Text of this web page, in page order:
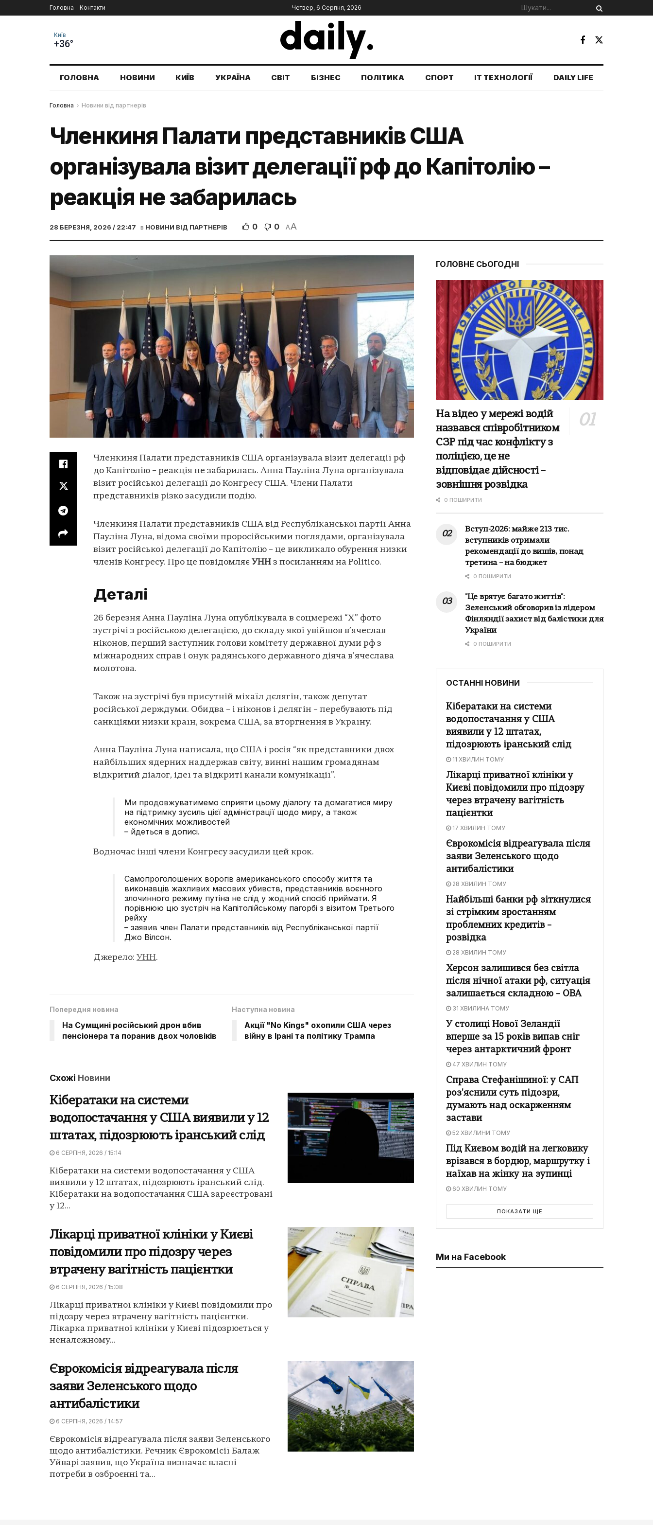
Головна Контакти Четвер, 6 Серпня, 2026
Київ
+36°
ГОЛОВНА НОВИНИ КИЇВ УКРАЇНА СВІТ БІЗНЕС ПОЛІТИКА СПОРТ IT ТЕХНОЛОГІЇ DAILY LIFE
Головна Новини від партнерів
Членкиня Палати представників США
організувала візит делегації рф до Капітолію –
реакція не забарилась
28 БЕРЕЗНЯ, 2026 / 22:47 в НОВИНИ ВІД ПАРТНЕРІВ 0 0 AA
Членкиня Палати представників США організувала візит делегації рф
до Капітолію – реакція не забарилась. Анна Пауліна Луна організувала
візит російської делегації до Конгресу США. Члени Палати
представників різко засудили подію.
Членкиня Палати представників США від Республіканської партії Анна
Пауліна Луна, відома своїми проросійськими поглядами, організувала
візит російської делегації до Капітолію – це викликало обурення низки
членів Конгресу. Про це повідомляє УНН з посиланням на Politico.
Деталі
26 березня Анна Пауліна Луна опублікувала в соцмережі “Х” фото
зустрічі з російською делегацією, до складу якої увійшов в’ячеслав
ніконов, перший заступник голови комітету державної думи рф з
міжнародних справ і онук радянського державного діяча в’ячеслава
молотова.
Також на зустрічі був присутній міхаїл дєлягін, також депутат
російської держдуми. Обидва – і ніконов і дєлягін – перебувають під
санкціями низки країн, зокрема США, за вторгнення в Україну.
Анна Пауліна Луна написала, що США і росія “як представники двох
найбільших ядерних наддержав світу, винні нашим громадянам
відкритий діалог, ідеї та відкриті канали комунікації”.
Ми продовжуватимемо сприяти цьому діалогу та домагатися миру
на підтримку зусиль цієї адміністрації щодо миру, а також
економічних можливостей
– йдеться в дописі.
Водночас інші члени Конгресу засудили цей крок.
Самопроголошених ворогів американського способу життя та
виконавців жахливих масових убивств, представників воєнного
злочинного режиму путіна не слід у жодний спосіб приймати. Я
порівнюю цю зустріч на Капітолійському пагорбі з візитом Третього
рейху
– заявив член Палати представників від Республіканської партії
Джо Вілсон.
Джерело: УНН.
Попередня новина
На Сумщині російський дрон вбив
пенсіонера та поранив двох чоловіків
Наступна новина
Акції "No Kings" охопили США через
війну в Ірані та політику Трампа
Схожі Новини
Кібератаки на системи
водопостачання у США виявили у 12
штатах, підозрюють іранський слід
6 СЕРПНЯ, 2026 / 15:14
Кібератаки на системи водопостачання у США
виявили у 12 штатах, підозрюють іранський слід.
Кібератаки на водопостачання США зареєстровані
у 12...
Лікарці приватної клініки у Києві
повідомили про підозру через
втрачену вагітність пацієнтки
6 СЕРПНЯ, 2026 / 15:08
Лікарці приватної клініки у Києві повідомили про
підозру через втрачену вагітність пацієнтки.
Лікарка приватної клініки у Києві підозрюється у
неналежному...
Єврокомісія відреагувала після
заяви Зеленського щодо
антибалістики
6 СЕРПНЯ, 2026 / 14:57
Єврокомісія відреагувала після заяви Зеленського
щодо антибалістики. Речник Єврокомісії Балаж
Уйварі заявив, що Україна визначає власні
потреби в озброєнні та...
ГОЛОВНЕ СЬОГОДНІ
На відео у мережі водій
назвався співробітником
СЗР під час конфлікту з
поліцією, це не
відповідає дійсності –
зовнішня розвідка
0 ПОШИРИТИ
Вступ-2026: майже 213 тис.
вступників отримали
рекомендації до вишів, понад
третина – на бюджет
0 ПОШИРИТИ
"Це врятує багато життів":
Зеленський обговорив із лідером
Фінляндії захист від балістики для
України
0 ПОШИРИТИ
ОСТАННІ НОВИНИ
Кібератаки на системи
водопостачання у США
виявили у 12 штатах,
підозрюють іранський слід
11 ХВИЛИН ТОМУ
Лікарці приватної клініки у
Києві повідомили про підозру
через втрачену вагітність
пацієнтки
17 ХВИЛИН ТОМУ
Єврокомісія відреагувала після
заяви Зеленського щодо
антибалістики
28 ХВИЛИН ТОМУ
Найбільші банки рф зіткнулися
зі стрімким зростанням
проблемних кредитів –
розвідка
28 ХВИЛИН ТОМУ
Херсон залишився без світла
після нічної атаки рф, ситуація
залишається складною – ОВА
31 ХВИЛИНА ТОМУ
У столиці Нової Зеландії
вперше за 15 років випав сніг
через антарктичний фронт
47 ХВИЛИН ТОМУ
Справа Стефанішиної: у САП
роз'яснили суть підозри,
думають над оскарженням
застави
52 ХВИЛИНИ ТОМУ
Під Києвом водій на легковику
врізався в бордюр, маршрутку і
наїхав на жінку на зупинці
60 ХВИЛИН ТОМУ
ПОКАЗАТИ ЩЕ
Ми на Facebook